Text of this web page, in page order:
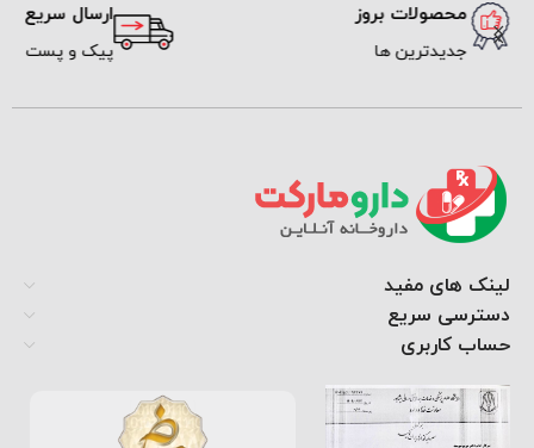
محصولات بروز
جدیدترین ها
ارسال سریع
پیک و پست
لینک های مفید
دسترسی سریع
حساب کاربری